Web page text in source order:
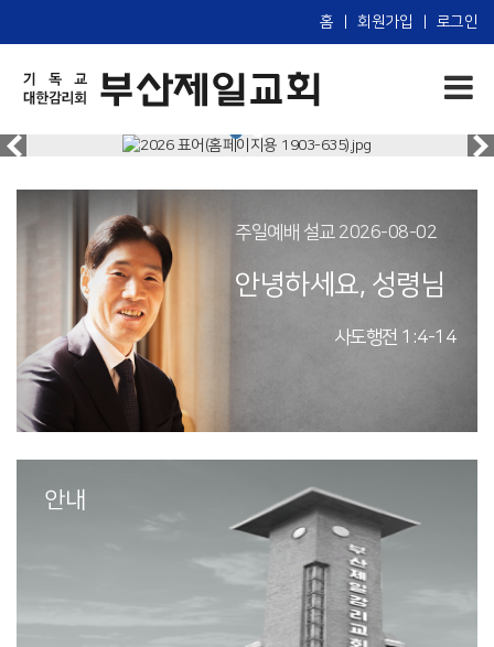
홈 회원가입 로그인
주일예배 설교 2026-08-02
안녕하세요, 성령님
사도행전 1:4-14
안내